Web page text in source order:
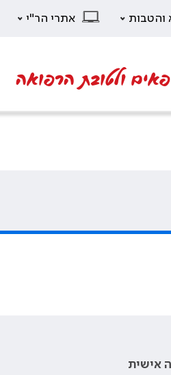
והטבות אתרי הר"י
ולטובת הרפואה
אישית